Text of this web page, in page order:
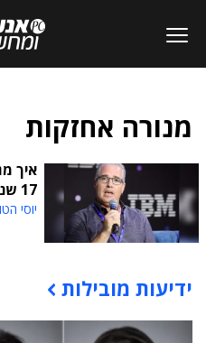
מנורה אחזקות
איך
17 שניות לפניה?
יוסי
תוכן פרסומי
ידיעות מובילות